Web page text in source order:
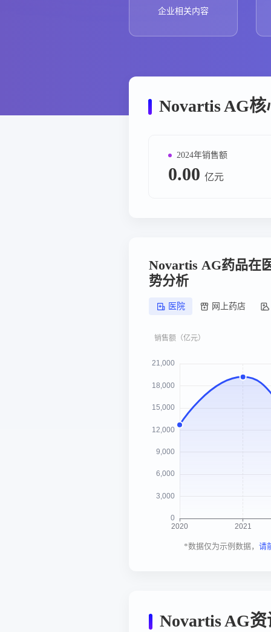
企业相关内容
Novartis AG
2024年销售额
0.00 亿元
Novartis AG药品在
势分析
医院 网上药店
*数据仅为示例数据， 请
Novartis AG